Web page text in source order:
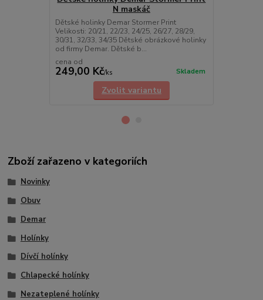
N maskáč
Dětské holinky Demar Stormer Print
Velikosti: 20/21, 22/23, 24/25, 26/27, 28/29,
30/31, 32/33, 34/35 Dětské obrázkové holinky
od firmy Demar. Dětské b...
cena od
249,00 Kč/ks Skladem
Zvolit variantu
Zboží zařazeno v kategoriích
Novinky
Obuv
Demar
Holínky
Dívčí holínky
Chlapecké holínky
Nezateplené holínky